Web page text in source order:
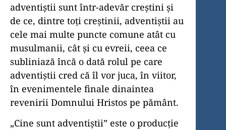
adventiștii sunt într-adevăr creștini și
de ce, dintre toți creștinii, adventiștii au
cele mai multe puncte comune atât cu
musulmanii, cât și cu evreii, ceea ce
subliniază încă o dată rolul pe care
adventiștii cred că îl vor juca, în viitor,
în evenimentele finale dinaintea
revenirii Domnului Hristos pe pământ.
„Cine sunt adventiștii” este o producție